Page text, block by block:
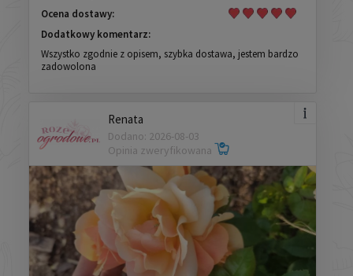
Ocena dostawy:
Dodatkowy komentarz:
Wszystko zgodnie z opisem, szybka dostawa, jestem bardzo
zadowolona
Renata
Dodano: 2026-08-03
Opinia zweryfikowana